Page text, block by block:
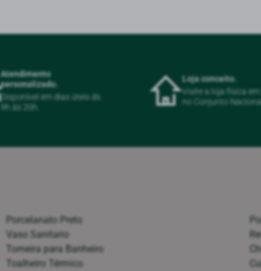
Atendimento
personalizado.
Disponível em dias úteis ds
9h ás 20h.
Loja conceito.
Visite a loja física em
no Conjunto
Porcelanato Preto
Vaso Sanitario
Torneira para Banheiro
Toalheiro Térmico